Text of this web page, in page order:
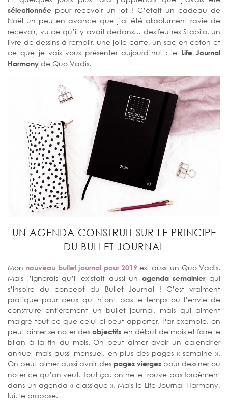
sélectionnée pour recevoir un lot ! C’était un cadeau de
Noël un peu en avance que j’ai été absolument ravie de
recevoir, vu ce qu’il y avait dedans… des feutres Stabilo, un
livre de dessins à remplir, une jolie carte, un sac en coton et
ce que je vais vous présenter aujourd’hui : le Life Journal
Harmony de Quo Vadis.
UN AGENDA CONSTRUIT SUR LE PRINCIPE
DU BULLET JOURNAL
Mon nouveau bullet journal pour 2019 est aussi un Quo Vadis.
Mais j’ignorais qu’il existait aussi un agenda semainierqui
s’inspire du concept du Bullet Journal ! C’est vraiment
pratique pour ceux qui n’ont pas le temps ou l’envie de
construire entièrement un bullet journal, mais qui aiment
malgré tout ce que celui-ci peut apporter. Par exemple, on
peut aimer se noter desobjectifs en début de mois et faire le
bilan à la fin du mois. On peut aimer avoir un calendrier
annuel mais aussi mensuel, en plus des pages « semaine ».
On peut aimer aussi avoir des pages viergespour dessiner ou
noter ce qu’on veut. Tout ça, on ne le trouve pas forcément
dans un agenda « classique ». Mais le Life Journal Harmony,
lui, le propose.